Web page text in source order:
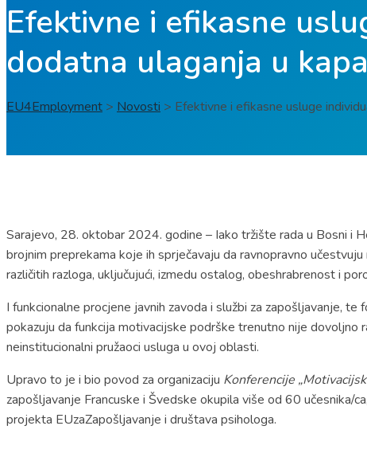
Efektivne i efikasne
dodatna ulaganja u
EU4Employment > Novosti > Efektivne i efikasne usluge
Sarajevo, 28. oktobar 2024. godine – Iako tržište rada u Bosni i
brojnim preprekama koje ih sprječavaju da ravnopravno
različitih razloga, uključujući, izmedu ostalog, obeshrabrenost i
I funkcionalne procjene javnih zavoda i službi za zapošljavanje,
pokazuju da funkcija motivacijske podrške trenutno nije dovoljno
neinstitucionalni pružaoci usluga u ovoj oblasti.
Upravo to je i bio povod za organizaciju Konferencije
zapošljavanje Francuske i Švedske okupila više od 60
projekta EUzaZapošljavanje i društava psihologa.